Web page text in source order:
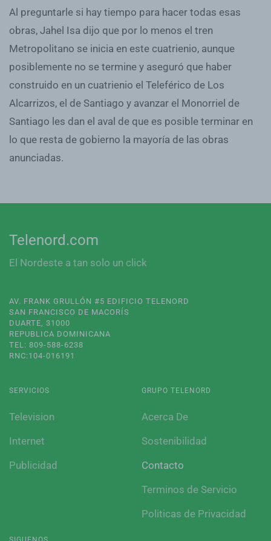
Al preguntarle si hay tiempo para hacer todas esas
obras, Jahel Isa dijo que por lo menos el tren
Metropolitano se inicia en este cuatrienio, aunque
posiblemente no se termine y aseguró que haber
construido en un cuatrienio el Teleférico de Los
Alcarrizos, el de Santiago y avanzar el Monorriel de
Santiago les dan el aval de que es posible terminar en
lo que resta de gobierno la mayoría de las obras
anunciadas.
Telenord.com
El Nordeste a tan solo un click
AV. FRANK GRULLÓN #5 EDIFICIO TELENORD
SAN FRANCISCO DE MACORÍS
DUARTE, 31000
REPUBLICA DOMINICANA
TEL: 809-588-6238
RNC:104-016191
SERVICIOS
Television
Internet
Publicidad
GRUPO TELENORD
Acerca De
Sostenibilidad
Contacto
Terminos de Servicio
Politicas de Privacidad